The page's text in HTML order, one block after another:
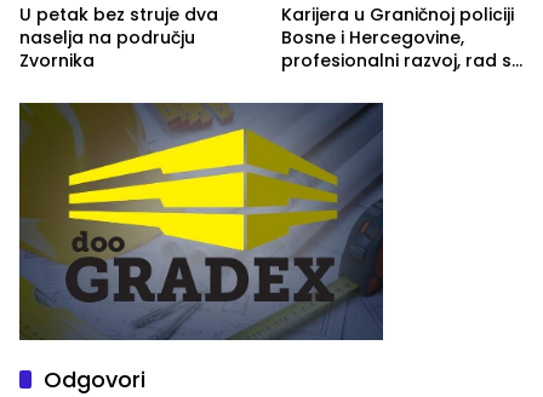
U petak bez struje dva
naselja na području
Zvornika
Karijera u Graničnoj policiji
Bosne i Hercegovine,
profesionalni razvoj, rad sa
služba građanima
Odgovori